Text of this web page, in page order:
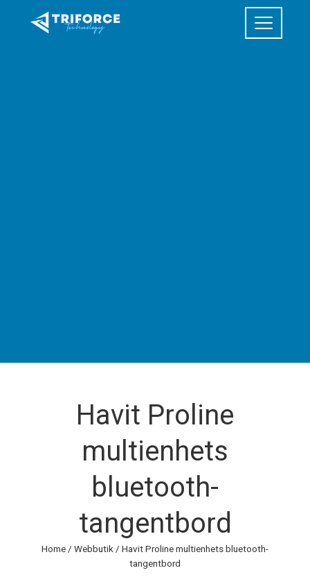
Havit Proline
multienhets
bluetooth-
tangentbord
Home / Webbutik / Havit Proline multienhets bluetooth-
tangentbord